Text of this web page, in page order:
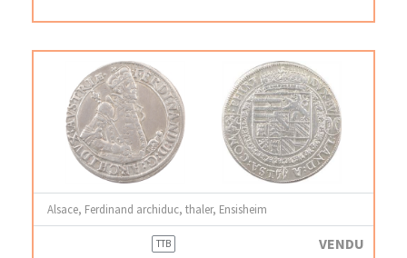
Alsace, Ferdinand archiduc, thaler, Ensisheim
TTB VENDU